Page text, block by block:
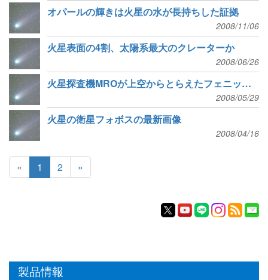
オパールの輝きは火星の水が長持ちした証拠
2008/11/06
火星表面の4割、太陽系最大のクレーターか
2008/06/26
火星探査機MROが上空からとらえたフェニックス
2008/05/29
火星の衛星フォボスの最新画像
2008/04/16
« 1 2 »
製品情報